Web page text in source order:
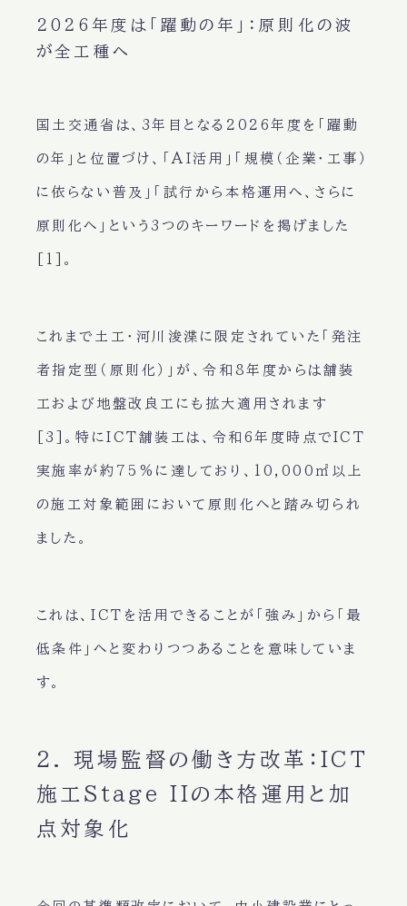
2026年度は「躍動の年」：原則化の波
が全工種へ
国土交通省は、3年目となる2026年度を「躍動
の年」と位置づけ、「AI活用」「規模（企業・工事）
に依らない普及」「試行から本格運用へ、さらに
原則化へ」という3つのキーワードを掲げました
[1]。
これまで土工・河川浚渫に限定されていた「発注
者指定型（原則化）」が、令和8年度からは 舗装
工および地盤改良工 にも拡大適用されます
[3]。特にICT舗装工は、令和6年度時点でICT
実施率が約75%に達しており、10,000㎡以上
の施工対象範囲において原則化へと踏み切られ
ました。
これは、ICTを活用できることが「強み」から「最
低条件」へと変わりつつあることを意味していま
す。
2. 現場監督の働き方改革：ICT
施工Stage IIの本格運用と加
点対象化